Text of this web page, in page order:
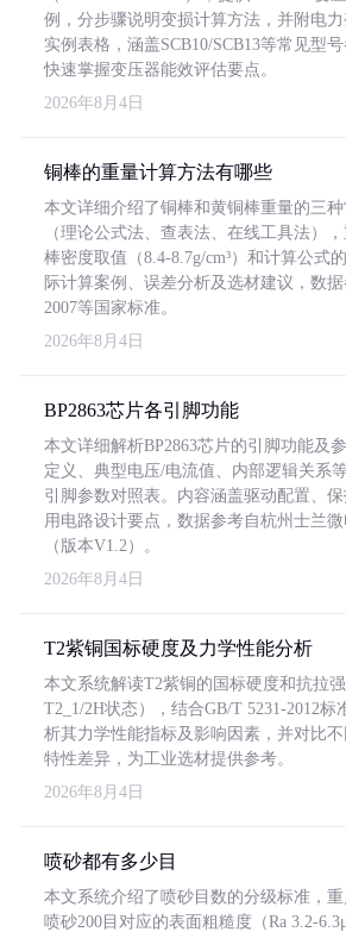
例，分步骤说明变损计算方法，并附电
实例表格，涵盖SCB10/SCB13等常见型
快速掌握变压器能效评估要点。
2026年8月4日
铜棒的重量计算方法有哪些
本文详细介绍了铜棒和黄铜棒重量的三
（理论公式法、查表法、在线工具法）
棒密度取值（8.4-8.7g/cm³）和计算公式
际计算案例、误差分析及选材建议，数据
2007等国家标准。
2026年8月4日
BP2863芯片各引脚功能
本文详细解析BP2863芯片的引脚功能及
定义、典型电压/电流值、内部逻辑关系
引脚参数对照表。内容涵盖驱动配置、
用电路设计要点，数据参考自杭州士兰
（版本V1.2）。
2026年8月4日
T2紫铜国标硬度及力学性能分析
本文系统解读T2紫铜的国标硬度和抗拉
T2_1/2H状态），结合GB/T 5231-2012标
析其力学性能指标及影响因素，并对比
特性差异，为工业选材提供参考。
2026年8月4日
喷砂都有多少目
本文系统介绍了喷砂目数的分级标准，
喷砂200目对应的表面粗糙度（Ra 3.2-